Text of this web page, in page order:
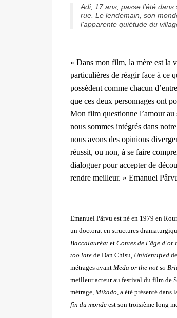
Adi, 17 ans, passe l’été
rue. Le lendemain, son
l’apparente quiétude du
« Dans mon film, la mère est la
particulières de réagir face à ce
possèdent comme chacun
que ces deux personnages ont
Mon film questionne l’amour au
nous sommes intégrés dans
nous avons des opinions
réussit, ou non, à se faire
dialoguer pour accepter de
rendre meilleur. » Emanuel
Emanuel Pârvu est né en 1979 en
un doctorat en structures
Baccalauréat et Contes de l’âge d’or
too late de Dan Chisu, Unidentified
métrages avant Meda or the not so
meilleur acteur au festival du film de
métrage, Mikado, a été présenté
fin du monde est son troisième long